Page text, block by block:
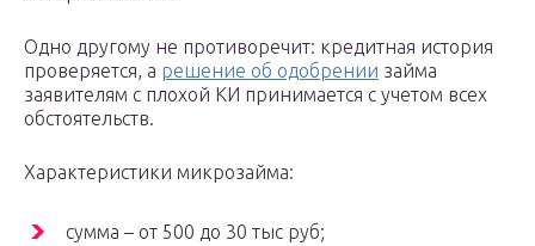
Одно другому не противоречит: кредитная история
проверяется, а решение об одобрении займа
заявителям с плохой КИ принимается с учетом всех
обстоятельств.
Характеристики микрозайма:
сумма – от 500 до 30 тыс руб;